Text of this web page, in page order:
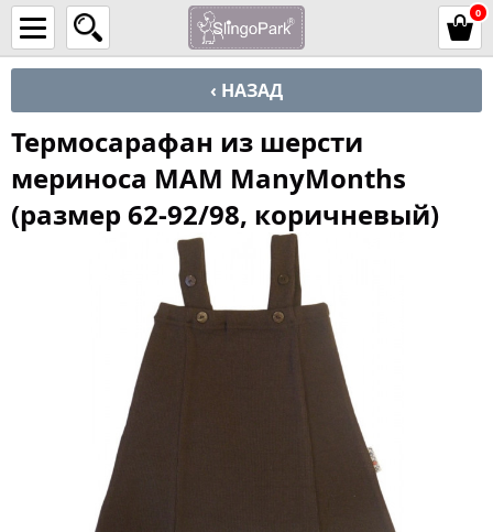
0
‹ НАЗАД
Термосарафан из шерсти
мериноса MAM ManyMonths
(размер 62-92/98, коричневый)